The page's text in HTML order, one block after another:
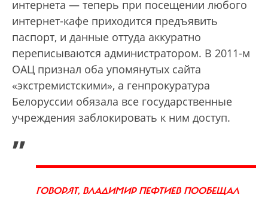
интернета — теперь при посещении любого
интернет-кафе приходится предъявить
паспорт, и данные оттуда аккуратно
переписываются администратором. В 2011-м
ОАЦ признал оба упомянутых сайта
«экстремистскими», а генпрокуратура
Белоруссии обязала все государственные
учреждения заблокировать к ним доступ.
„
ГОВОРЯТ, ВЛАДИМИР ПЕФТИЕВ ПООБЕЩАЛ